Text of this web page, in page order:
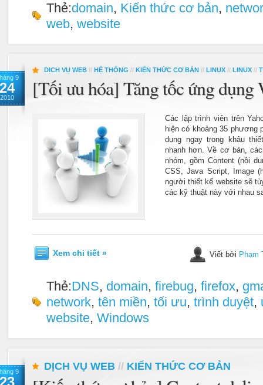
Thẻ:domain, Kiến thức cơ bản,
web, website
9
24
2010
DỊCH VỤ WEB // HỆ THỐNG // KIẾN THỨC CƠ BẢN // LINUX // LINUX //
[Tối ưu hóa] Tăng tốc ứng dụng
Các lập trình viên trên
hiện có khoảng 35
dụng ngay trong khâu
nhanh hơn. Về cơ bản,
nhóm, gồm Content (nội
CSS, Java Script, Image
người thiết kế website sẽ
các kỹ thuật này với nhau
Xem chi tiết » Viết bởi Phạm
Thẻ:DNS, domain, firebug, firefox,
network, tên miền, tối ưu, trình duyệt,
website, Windows
9
23
DỊCH VỤ WEB // KIẾN THỨC CƠ BẢN